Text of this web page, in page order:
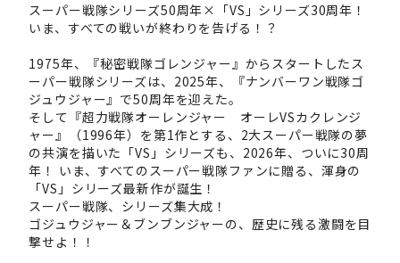
スーパー戦隊シリーズ50周年×「VS」シリーズ30周年！
いま、すべての戦いが終わりを告げる！？
1975年、『秘密戦隊ゴレンジャー』からスタートしたス
ーパー戦隊シリーズは、2025年、『ナンバーワン戦隊ゴ
ジュウジャー』で50周年を迎えた。
そして『超力戦隊オーレンジャー オーレVSカクレンジ
ャー』（1996年）を第1作とする、2大スーパー戦隊の夢
の共演を描いた「VS」シリーズも、2026年、ついに30周
年！ いま、すべてのスーパー戦隊ファンに贈る、渾身の
「VS」シリーズ最新作が誕生！
スーパー戦隊、シリーズ集大成！
ゴジュウジャー＆ブンブンジャーの、歴史に残る激闘を目
撃せよ！！